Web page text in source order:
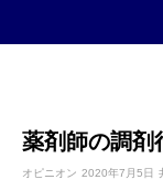
薬剤師の調剤
オピニオン 2020年7月5日